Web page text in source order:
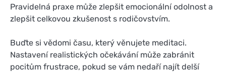
Pravidelná praxe může zlepšit emocionální odolnost a
zlepšit celkovou zkušenost s rodičovstvím.
Buďte si vědomi času, který věnujete meditaci.
Nastavení realistických očekávání může zabránit
pocitům frustrace, pokud se vám nedaří najít delší